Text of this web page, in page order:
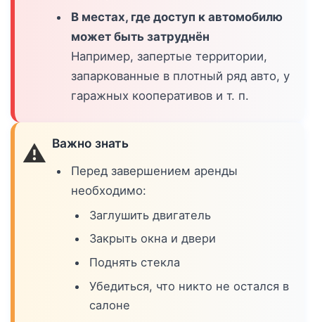
В местах, где доступ к автомобилю
может быть затруднён
Например, запертые территории,
запаркованные в плотный ряд авто, у
гаражных кооперативов и т. п.
⚠️ Важно знать
Перед завершением аренды
необходимо:
Заглушить двигатель
Закрыть окна и двери
Поднять стекла
Убедиться, что никто не остался в
салоне